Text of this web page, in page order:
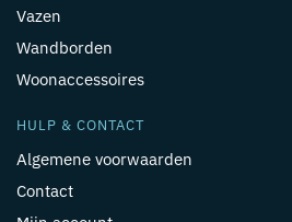
Vazen
Wandborden
Woonaccessoires
HULP & CONTACT
Algemene voorwaarden
Contact